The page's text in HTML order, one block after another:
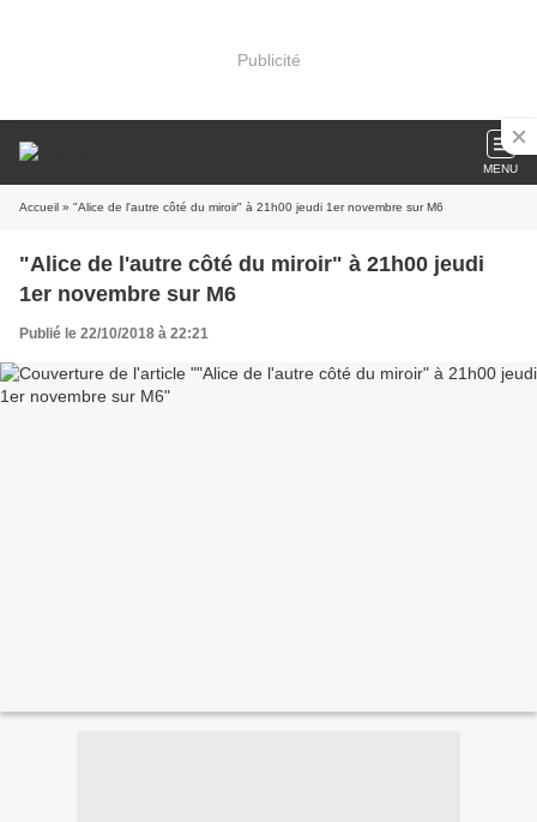
Publicité
MENU
Accueil » "Alice de l'autre côté du miroir" à 21h00 jeudi 1er novembre sur M6
"Alice de l'autre côté du miroir" à 21h00 jeudi
1er novembre sur M6
Publié le 22/10/2018 à 22:21